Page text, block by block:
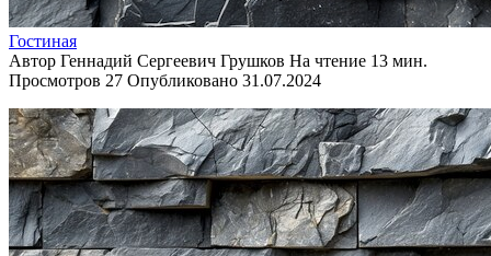
Гостиная
Автор Геннадий Сергеевич Грушков На чтение 13 мин.
Просмотров 27 Опубликовано 31.07.2024